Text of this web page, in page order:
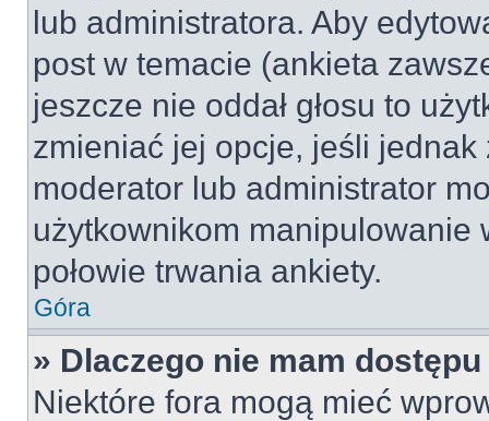
lub administratora. Aby
post w temacie (ankieta
jeszcze nie oddał głosu to
zmieniać jej opcje, jeśli jednak
moderator lub administrator
użytkownikom manipulowanie
połowie trwania ankiety.
Góra
» Dlaczego nie mam
Niektóre fora mogą mieć